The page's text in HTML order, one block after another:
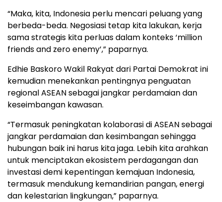
“Maka, kita, Indonesia perlu mencari peluang yang
berbeda-beda. Negosiasi tetap kita lakukan, kerja
sama strategis kita perluas dalam konteks ‘million
friends and zero enemy’,” paparnya.
Edhie Baskoro Wakil Rakyat dari Partai Demokrat ini
kemudian menekankan pentingnya penguatan
regional ASEAN sebagai jangkar perdamaian dan
keseimbangan kawasan.
“Termasuk peningkatan kolaborasi di ASEAN sebagai
jangkar perdamaian dan kesimbangan sehingga
hubungan baik ini harus kita jaga. Lebih kita arahkan
untuk menciptakan ekosistem perdagangan dan
investasi demi kepentingan kemajuan Indonesia,
termasuk mendukung kemandirian pangan, energi
dan kelestarian lingkungan,” paparnya.